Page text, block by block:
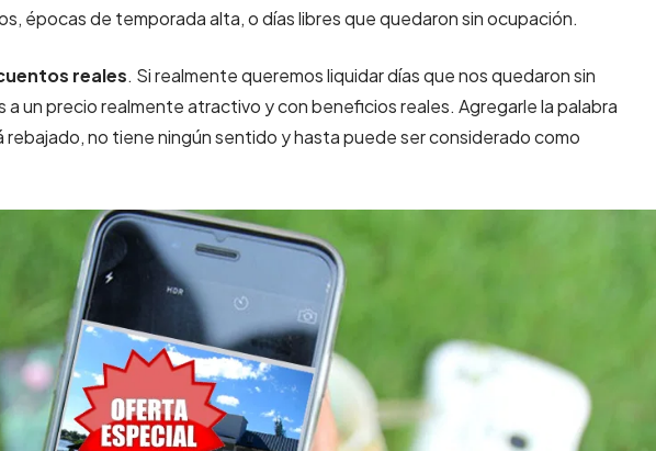
épocas de temporada alta, o días libres que quedaron sin ocupación.
reales. Si realmente queremos liquidar días que nos quedaron sin
un precio realmente atractivo y con beneficios reales. Agregarle la palabra
no tiene ningún sentido y hasta puede ser considerado como